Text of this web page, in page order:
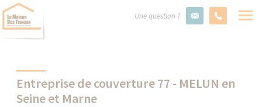
Une question ?
Entreprise de couverture 77 - MELUN en
Seine et Marne